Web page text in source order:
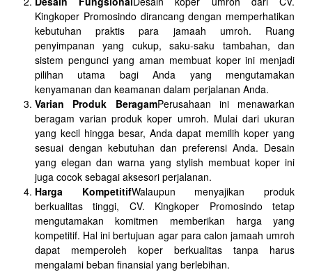
Kingkoper Promosindo dirancang dengan memperhatikan
kebutuhan praktis para jamaah umroh. Ruang
penyimpanan yang cukup, saku-saku tambahan, dan
sistem pengunci yang aman membuat koper ini menjadi
pilihan utama bagi Anda yang mengutamakan
kenyamanan dan keamanan dalam perjalanan Anda.
Varian Produk BeragamPerusahaan ini menawarkan
beragam varian produk koper umroh. Mulai dari ukuran
yang kecil hingga besar, Anda dapat memilih koper yang
sesuai dengan kebutuhan dan preferensi Anda. Desain
yang elegan dan warna yang stylish membuat koper ini
juga cocok sebagai aksesori perjalanan.
Harga KompetitifWalaupun menyajikan produk
berkualitas tinggi, CV. Kingkoper Promosindo tetap
mengutamakan komitmen memberikan harga yang
kompetitif. Hal ini bertujuan agar para calon jamaah umroh
dapat memperoleh koper berkualitas tanpa harus
mengalami beban finansial yang berlebihan.